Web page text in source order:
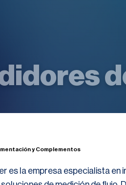
y Complementos
es la empresa especialista en